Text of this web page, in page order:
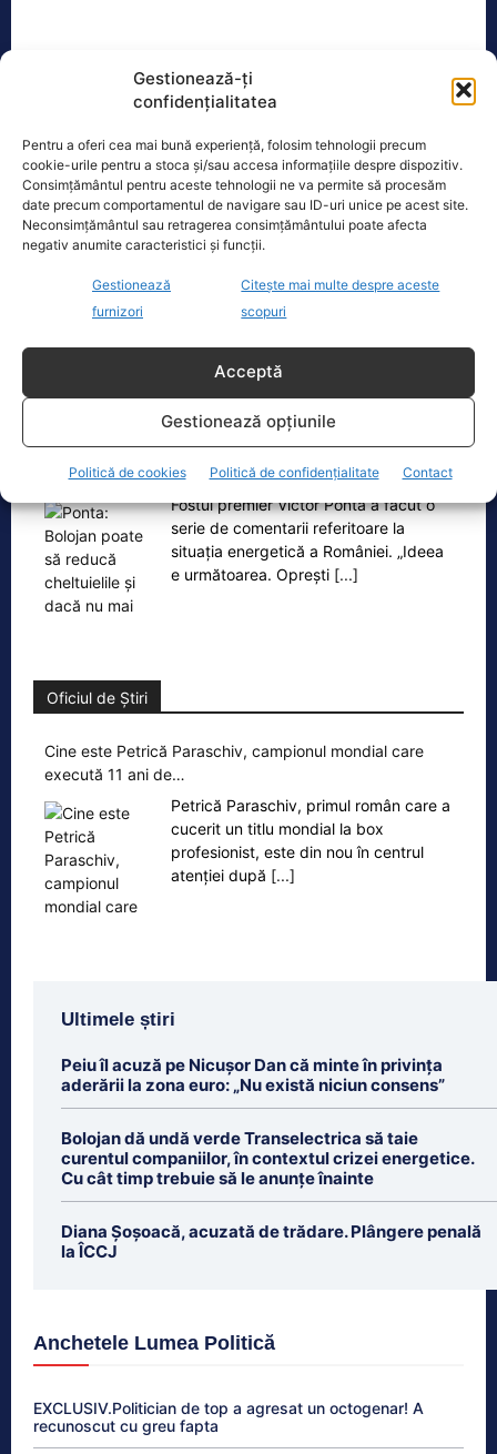
Gestionează-ți
confidențialitatea
Pentru a oferi cea mai bună experiență, folosim tehnologii precum
cookie-urile pentru a stoca și/sau accesa informațiile despre dispozitiv.
Consimțământul pentru aceste tehnologii ne va permite să procesăm
date precum comportamentul de navigare sau ID-uri unice pe acest site.
Neconsimțământul sau retragerea consimțământului poate afecta
negativ anumite caracteristici și funcții.
Gestionează
furnizori
Citește mai multe despre aceste
scopuri
Acceptă
Gestionează opțiunile
Politică de cookies Politică de confidențialitate Contact
AMÂNAREA ALEGERILOR
Realitatea
Dronă doborâtă de un avion F‑16 în zona
Padina Buzău -…
O dronă a fost doborâtă vineri dimineață de un avion
F‑16 al Forțelor Aeriene Române, în zona Padina, în
județul[...]
Ecopolitic
Ponta: Bolojan poate să reducă
cheltuielile şi dacă nu mai trimite…
Fostul premier Victor Ponta a făcut o
serie de comentarii referitoare la
situația energetică a României. „Ideea
e următoarea. Oprești [...]
Oficiul de Știri
Cine este Petrică Paraschiv, campionul mondial care
execută 11 ani de…
Petrică Paraschiv, primul român care a
cucerit un titlu mondial la box
profesionist, este din nou în centrul
atenției după [...]
Ultimele știri
Peiu îl acuză pe Nicușor Dan că minte în privința
aderării la zona euro: „Nu există niciun consens”
Bolojan dă undă verde Transelectrica să taie
curentul companiilor, în contextul crizei energetice.
Cu cât timp trebuie să le anunțe înainte
Diana Șoșoacă, acuzată de trădare. Plângere penală
la ÎCCJ
Anchetele Lumea Politică
EXCLUSIV.Politician de top a agresat un octogenar! A
recunoscut cu greu fapta